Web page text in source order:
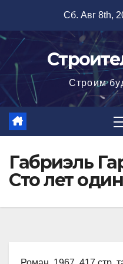
содержимому
Сб. Авг 8th,
Строим
Габриэль
Сто лет